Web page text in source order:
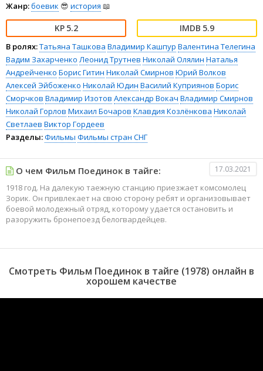
Жанр:боевик 😎 история 📖
5.2 5.9
В ролях:Татьяна Ташкова Владимир Кашпур Валентина Телегина
Вадим Захарченко Леонид Трутнев Николай Олялин Наталья
Андрейченко Борис Гитин Николай Смирнов Юрий Волков
Алексей Эйбоженко Николай Юдин Василий Куприянов Борис
Сморчков Владимир Изотов Александр Вокач Владимир Смирнов
Николай Горлов Михаил Бочаров Клавдия Козлёнкова Николай
Светлаев Виктор Гордеев
Разделы:Фильмы Фильмы стран СНГ
О чем Фильм Поединок в тайге: 17.03.2021
1918 год. На далекую таежную станцию приезжает комсомолец
Зорик. Он привлекает на свою сторону ребят и организовывает
боевой молодежный отряд, которому удается остановить и
разоружить бронепоезд белогвардейцев.
Смотреть Фильм Поединок в тайге (1978) онлайн в
хорошем качестве